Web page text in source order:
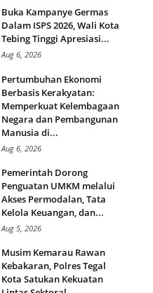
Buka Kampanye Germas
Dalam ISPS 2026, Wali Kota
Tebing Tinggi Apresiasi...
Aug 6, 2026
Pertumbuhan Ekonomi
Berbasis Kerakyatan:
Memperkuat Kelembagaan
Negara dan Pembangunan
Manusia di...
Aug 6, 2026
Pemerintah Dorong
Penguatan UMKM melalui
Akses Permodalan, Tata
Kelola Keuangan, dan...
Aug 5, 2026
Musim Kemarau Rawan
Kebakaran, Polres Tegal
Kota Satukan Kekuatan